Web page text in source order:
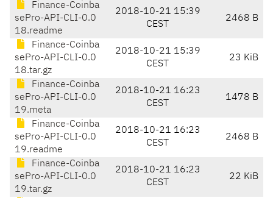
Finance-Coinba
sePro-API-CLI-0.0
18.readme
2018-10-21 15:39
CEST
2468 B
Finance-Coinba
sePro-API-CLI-0.0
18.tar.gz
2018-10-21 15:39
CEST
23 KiB
Finance-Coinba
sePro-API-CLI-0.0
19.meta
2018-10-21 16:23
CEST
1478 B
Finance-Coinba
sePro-API-CLI-0.0
19.readme
2018-10-21 16:23
CEST
2468 B
Finance-Coinba
sePro-API-CLI-0.0
19.tar.gz
2018-10-21 16:23
CEST
22 KiB